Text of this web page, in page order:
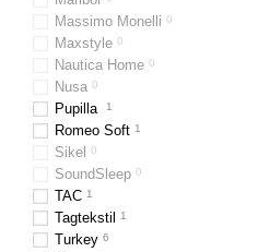
Massimo Monelli 0
Maxstyle 0
Nautica Home 0
Nusa 0
Pupilla 1
Romeo Soft 1
Sikel​​​​​​​ 0
SoundSleep 0
TAC 1
Tagtekstil 1
Turkey 6